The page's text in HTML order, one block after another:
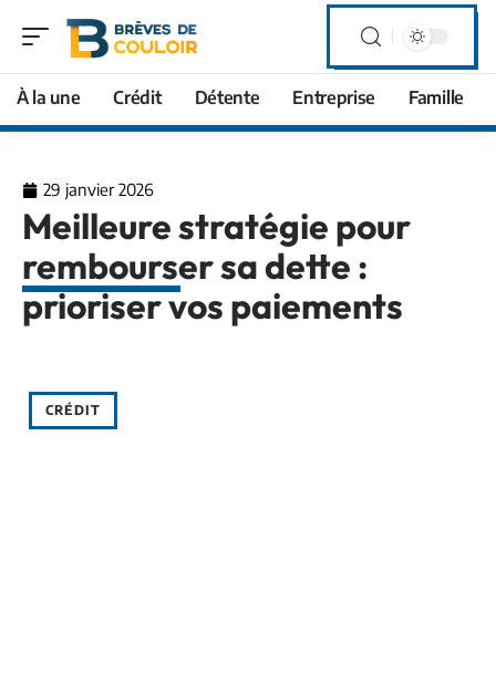
À la une Crédit Détente Entreprise Famille
29 janvier 2026
Meilleure stratégie pour
rembourser sa dette :
prioriser vos paiements
CRÉDIT